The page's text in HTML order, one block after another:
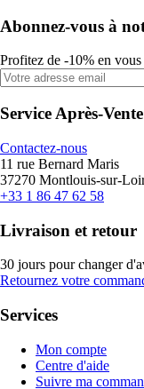
Abonnez-vous à
Profitez de -10% en
Service Après-Vente
Contactez-nous
11 rue Bernard Maris
37270 Montlouis-sur-
+33 1 86 47 62 58
Livraison et retour
30 jours pour changer
Retournez votre
Services
Mon compte
Centre d'aide
Suivre ma